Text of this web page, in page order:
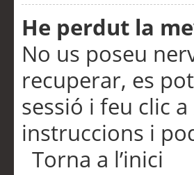
He perdut la
No us poseu
recuperar, es
sessió i feu clic a
instruccions i
Torna a l’inici